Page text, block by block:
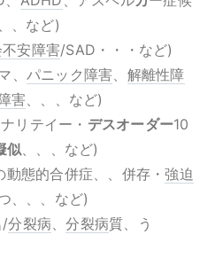
、など)
安障害/SAD・・・など)
、 パニック障害、 解離性障
害、、、など)
リテイー・ デスオーダー10
似、、、など)
動態的合併症、、併存・強迫
、、、など)
/分裂病、分裂病質、う